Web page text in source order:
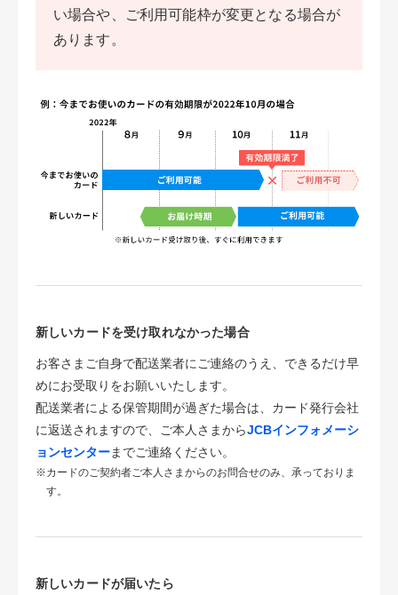
い場合や、ご利用可能枠が変更となる場合が
あります。
新しいカードを受け取れなかった場合
お客さまご自身で配送業者にご連絡のうえ、できるだけ早
めにお受取りをお願いいたします。
配送業者による保管期間が過ぎた場合は、カード発行会社
に返送されますので、ご本人さまからJCBインフォメーシ
ョンセンターまでご連絡ください。
※カードのご契約者ご本人さまからのお問合せのみ、承っておりま
す。
新しいカードが届いたら